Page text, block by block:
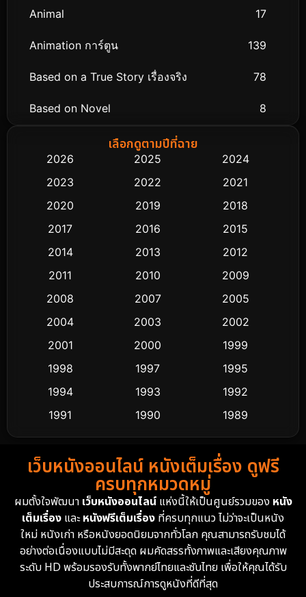
Animal 17
Animation การ์ตูน 139
Based on a True Story เรื่องจริง 78
Based on Novel 8
Biography ชีวิตจริง
Classic หนังคลาสสิก
Comedy ตลก 428
Crime อาชญากรรม 503
Cult Film
Dance เต้น
Detective สืบสวน
Detective สืบสวน
Disney+ 4
Documentary สารคดี 93
Drama ดราม่า
เลือกดูตามปีที่ฉาย
2026 2025
2024
2023
2022
2021
2020
2019
2018
2017
2016
2015
2014
2013
2012
2011
2010
2009
2008
2007
2005
2004
2003
2002
2001
2000
1999
1998
1997
1995
1994
1993
1992
1991
1990
1989
1988
1986
1985
1983
1982
1981
1974
1962
เว็บหนังออนไลน์ หนังเต็มเรื่อง ดูฟรี
ครบทุกหมวดหมู่
ผมตั้งใจพัฒนา เว็บหนังออนไลน์แห่งนี้ให้เป็นศูนย์รวมของ หนัง
เต็มเรื่อง และหนังฟรีเต็มเรื่อง ที่ครบทุกแนว ไม่ว่าจะเป็นหนัง
ใหม่ หนังเก่า หรือหนังยอดนิยมจากทั่วโลก คุณสามารถรับชมได้
อย่างต่อเนื่องแบบไม่มีสะดุด ผมคัดสรรทั้งภาพและเสียงคุณภาพ
ระดับ HD พร้อมรองรับทั้งพากย์ไทยและซับไทย เพื่อให้คุณได้รับ
ประสบการณ์การดูหนังที่ดีที่สุด